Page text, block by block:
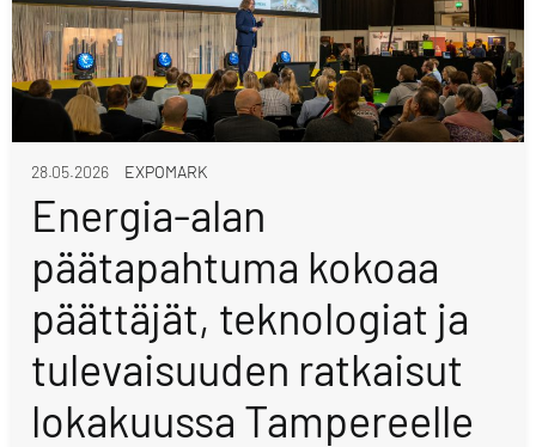
28.05.2026 EXPOMARK
Energia-alan
päätapahtuma kokoaa
päättäjät, teknologiat ja
tulevaisuuden ratkaisut
lokakuussa Tampereelle